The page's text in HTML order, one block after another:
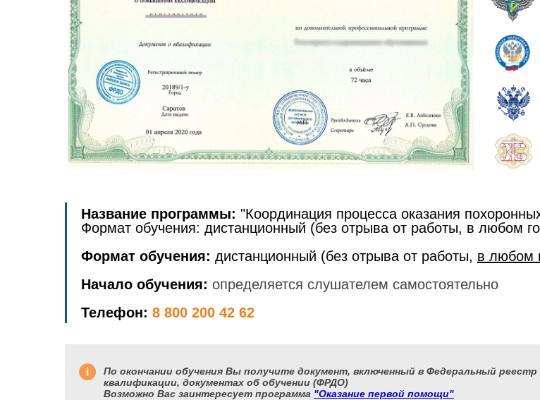
Название программы: "Координация процесса оказания
Формат обучения: дистанционный (без отрыва от работы, в любом
Формат обучения: дистанционный (без отрыва от работы, в любом
Начало обучения: определяется слушателем самостоятельно
Телефон: 8 800 200 42 62
По окончании обучения Вы получите документ, включенный в Федеральный
квалификации, документах об обучении (ФРДО)
Возможно Вас заинтересует программа "Оказание первой помощи"